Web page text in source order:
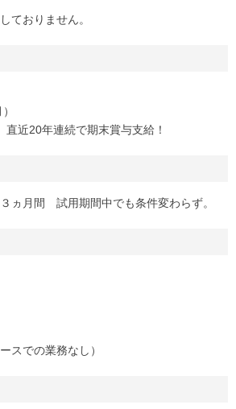
ておりません。
近20年連続で期末賞与支給！
ヵ月間 試用期間中でも条件変わらず。
スでの業務なし）